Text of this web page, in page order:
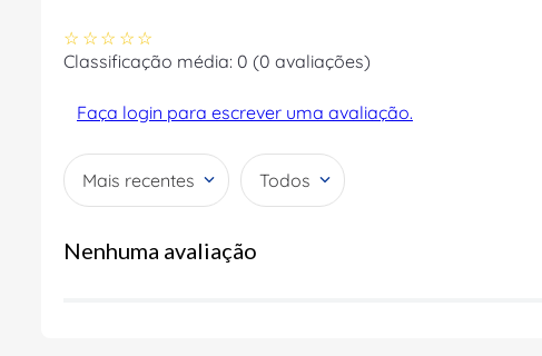
☆ ☆ ☆ ☆ ☆
Classificação média: 0 (0 avaliações)
Faça login para escrever uma avaliação.
Mais recentes Todos
Nenhuma avaliação